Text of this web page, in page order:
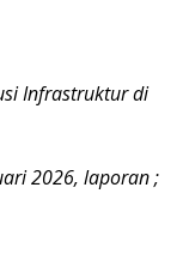
Infrastruktur di
2026, laporan ;